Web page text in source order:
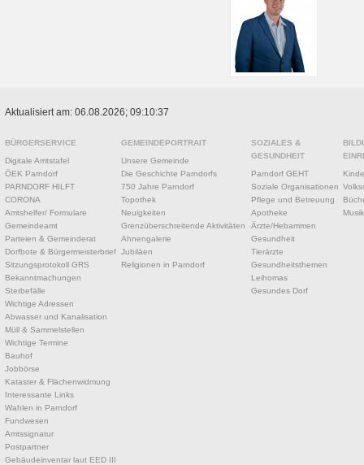
Aktualisiert am: 06.08.2026; 09:10:37
BÜRGERSERVICE
Digitale Amtstafel
ÖEK Parndorf
PARNDORF HILFT
CORONA
Amtshelfer/ Formulare
Gemeindeamt
Parteien & Gemeinderat
Dorfbote & Bürgermeisterbrief
Sitzungsprotokoll GRS
Bekanntmachungen
Sterbefälle
Wichtige Adressen
Abwasser und Kanalisation
Müll & Sammelstellen
Wichtige Termine
Bauhof
Jobbörse
Kataster & Flächenwidmung
Interessante Links
Wahlen in Parndorf
Fundwesen
Amtssignatur
Postpartner
Gebäudeinventar laut EED III
GEMEINDEPORTRAIT
Unsere Gemeinde
Die Geschichte Parndorfs
750 Jahre Parndorf
Topothek
Neuigkeiten
Grenzüberschreitende Aktivitäten
Ahnengalerie
Jubiläen
Religionen in Parndorf
SOZIALES &
GESUNDHEIT
Parndorf GEHT
Soziale Organisationen
Pflege und Betreuung
Apotheke
Ärzte/Hebammen
Gesundheit
Tierärzte
Gesundheitsthemen
Leihomas
Gesundes Dorf